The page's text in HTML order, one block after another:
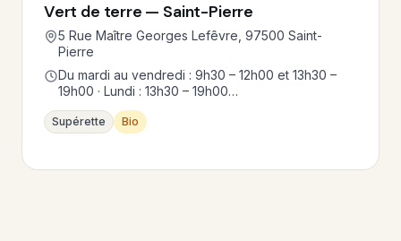
Vert de terre — Saint-Pierre
5 Rue Maître Georges Lefêvre, 97500 Saint-
Pierre
Du mardi au vendredi : 9h30 – 12h00 et 13h30 –
19h00 · Lundi : 13h30 – 19h00…
Supérette Bio